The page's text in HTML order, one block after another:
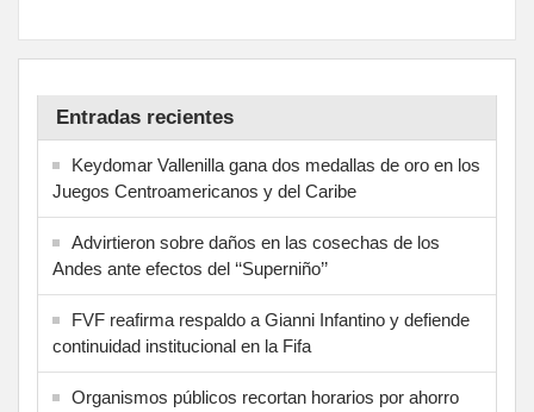
Entradas recientes
Keydomar Vallenilla gana dos medallas de oro en los
Juegos Centroamericanos y del Caribe
Advirtieron sobre daños en las cosechas de los
Andes ante efectos del ‘‘Superniño’’
FVF reafirma respaldo a Gianni Infantino y defiende
continuidad institucional en la Fifa
Organismos públicos recortan horarios por ahorro